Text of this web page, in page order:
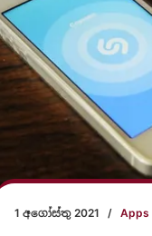
1 අගෝස්තු 2021 / Apps